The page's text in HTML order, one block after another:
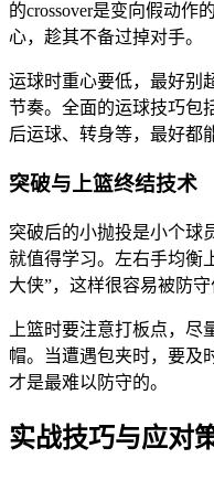
的crossover是变向假动作
心，趁其不备过掉对手。
运球时重心要低，最好别
节奏。全面的运球技巧包
后运球、转身等，最好都
突破与上篮终结技术
突破后的小抛投是小个球
就值得学习。左右手均衡
大侠”，这样很容易被防守
上篮时要注意打板点，
帽。当遭遇包夹时，要及
才是最难以防守的。
实战技巧与应对